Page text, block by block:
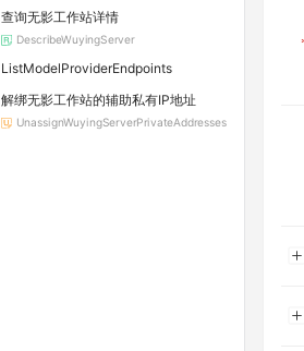
查询无影工作站详情
DescribeWuyingServer
ListModelProviderEndpoints
解绑无影工作站的辅助私有IP地址
UnassignWuyingServerPrivateAddresses